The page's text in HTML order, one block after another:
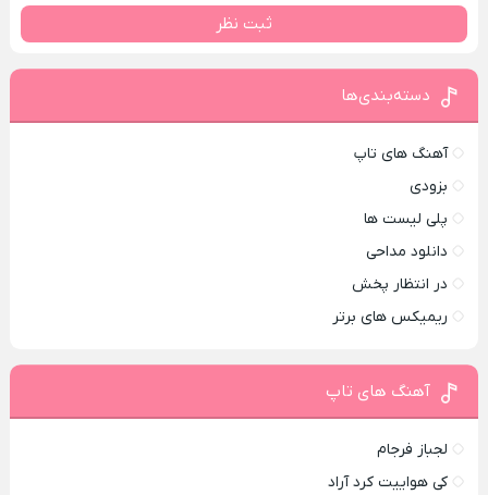
ثبت نظر
دسته‌بندی‌ها
آهنگ های تاپ
بزودی
پلی لیست ها
دانلود مداحی
در انتظار پخش
ریمیکس های برتر
آهنگ های تاپ
لجباز فرجام
کی هواییت کرد آراد